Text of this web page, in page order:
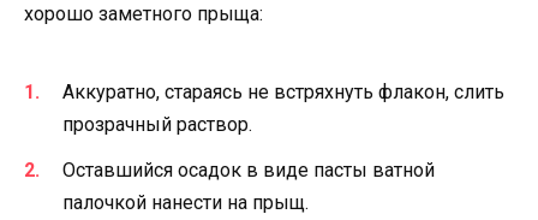
хорошо заметного прыща:
Аккуратно, стараясь не встряхнуть флакон, слить
прозрачный раствор.
Оставшийся осадок в виде пасты ватной
палочкой нанести на прыщ.